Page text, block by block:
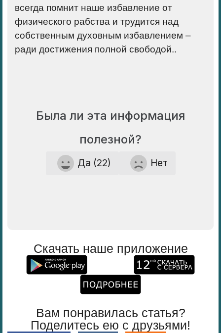
всегда помнит наше избавление от
физического рабства и трудится над
собственным духовным избавлением –
ради достижения полной свободой..
Была ли эта информация
полезной?
Да (22) Нет
Скачать наше приложение
Вам понравилась статья?
Поделитесь ею с друзьями!